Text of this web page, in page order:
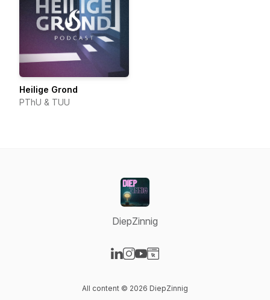
Heilige Grond
PThU & TUU
DiepZinnig
All content © 2026 DiepZinnig